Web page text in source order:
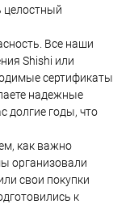
целостный
Все наши
Shishi или
сертификаты
надежные
долгие годы, что
как важно
организовали
свои покупки
к